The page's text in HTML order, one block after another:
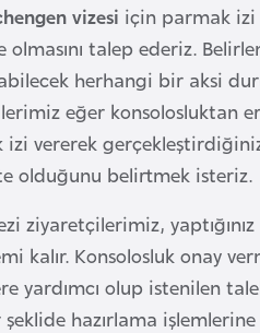
vizesi için parmak izi
talep ederiz.
herhangi bir aksi
eğer konsolosluktan
vererek
olduğunu belirtmek isteriz.
ziyaretçilerimiz,
kalır. Konsolosluk onay
yardımcı olup istenilen
hazırlama